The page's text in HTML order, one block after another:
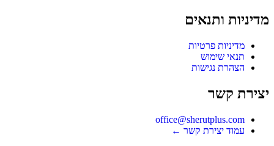
מדיניות ותנאים
מדיניות פרטיות
תנאי שימוש
הצהרת נגישות
יצירת קשר
office@sherutplus.com
עמוד יצירת קשר ←